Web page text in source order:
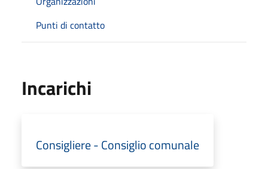
Punti di contatto
Incarichi
Consigliere - Consiglio comunale